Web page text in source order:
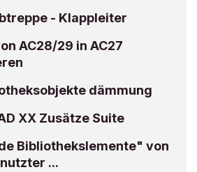
- Klappleiter
AC28/29 in AC27
dämmung
XX Zusätze Suite
Bibliothekslemente" von
...